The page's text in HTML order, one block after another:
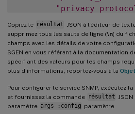
"engine_id"
},
"nmss": []
}
Copiez le résultat
JSON à l’éditeur de
supprimez tous les sauts de ligne (\n) du
champs avec les détails de votre
SGEN en vous référant à la documentation
spécifiant des valeurs pour les champs
plus d’informations, reportez-vous à la
Pour configurer le service SNMP, exécutez
et fournissez la commande résultat
paramètre args :config paramètre.